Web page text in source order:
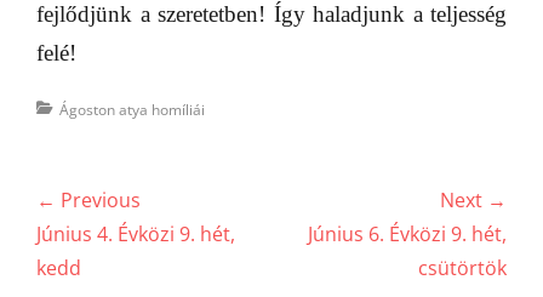
fejlődjünk a szeretetben! Így haladjunk a teljesség
felé!
Categories
Ágoston atya homíliái
Bejegyzés
navigáció
← Previous
Previous
post:
Június 4. Évközi 9. hét,
kedd
Next →
NextJúnius 6. Évközi 9. hét,
csütörtök